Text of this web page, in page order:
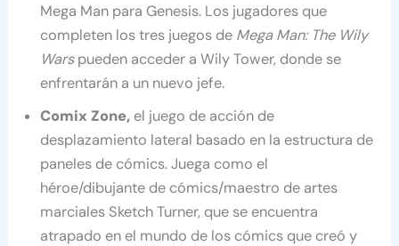
Mega Man para Genesis. Los jugadores que
completen los tres juegos de Mega Man: The Wily
Warspueden acceder a Wily Tower, donde se
enfrentarán a un nuevo jefe.
Comix Zone, el juego de acción de
desplazamiento lateral basado en la estructura de
paneles de cómics. Juega como el
héroe/dibujante de cómics/maestro de artes
marciales Sketch Turner, que se encuentra
atrapado en el mundo de los cómics que creó y